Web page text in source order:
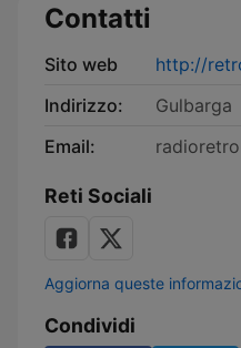
Contatti
Sito web
http://
Indirizzo:
Gulbarga
Email:
Reti Sociali
Aggiorna queste
Condividi